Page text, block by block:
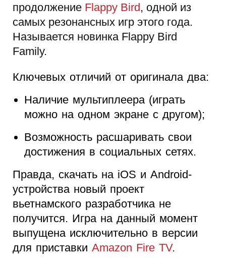
продолжение Flappy Bird, одной из
самых резонансных игр этого года.
Называется новинка Flappy Bird
Family.
Ключевых отличий от оригинала два:
Наличие мультиплеера (играть
можно на одном экране с другом);
Возможность расшаривать свои
достижения в социальных сетях.
Правда, скачать на iOS и Android-
устройства новый проект
вьетнамского разработчика не
получится. Игра на данный момент
выпущена исключительно в версии
для приставки Amazon Fire TV.